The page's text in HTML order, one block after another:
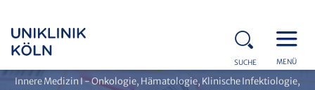
SUCHE MENÜ
Innere Medizin I - Onkologie, Hämatologie, Klinische Infektiologie,